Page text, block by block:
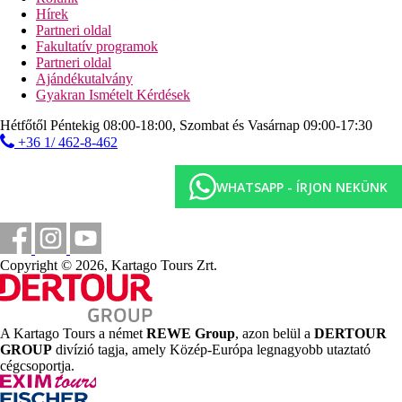
A szobák két egyszemélyes ággyal, egy kanapéággyal, egy
kisággyal (ingyenes), konyhasarokkal, tűzhellyel,
hűtőszekrénnyel, fűtéssel (központi), internettel (ingyenes),
széffel (felár ellenében), műholdas TV-vel és központilag
szabályozott légkondicionálóval felszereltek.
Távolságok
Távolság a legközelebbi repülőtértől
Strand
Napágyak a strandon térítés ellenében
Napernyők a strandon térítés ellenében
Tengerparti nyaralás
Medencék
Hírek
Partneri oldal
Fakultatív programok
Partneri oldal
Ajándékutalvány
Gyakran Ismételt Kérdések
Hétfőtől Péntekig 08:00-18:00, Szombat és Vasárnap 09:00-17:30
+36 1/ 462-8-462
WHATSAPP - ÍRJON NEKÜNK
Copyright © 2026, Kartago Tours Zrt.
A Kartago Tours a német REWE Group, azon belül a DERTOUR
GROUP divízió tagja, amely Közép-Európa legnagyobb utaztató
cégcsoportja.